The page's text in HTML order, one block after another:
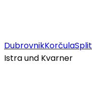
DubrovnikKorčulaSplit
Istra und Kvarner